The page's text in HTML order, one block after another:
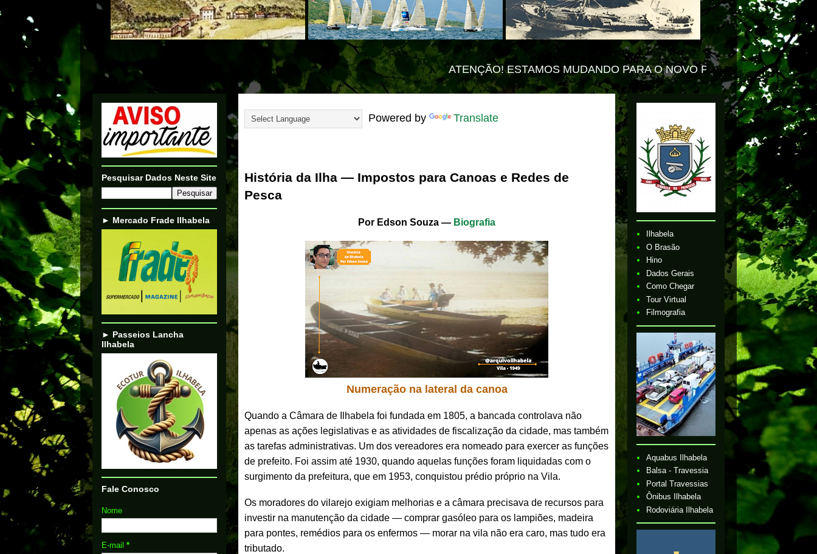
ATENÇÃO! ESTAMOS MUDANDO PARA O NOVO PORTAL -ACESSE
Powered by Translate
História da Ilha — Impostos para Canoas e Redes de
Pesca
Por Edson Souza — Biografia
Numeração na lateral da canoa
Quando a Câmara de Ilhabela foi fundada em 1805, a bancada controlava não
apenas as ações legislativas e as atividades de fiscalização da cidade, mas também
as tarefas administrativas. Um dos vereadores era nomeado para exercer as funções
de prefeito. Foi assim até 1930, quando aquelas funções foram liquidadas com o
surgimento da prefeitura, que em 1953, conquistou prédio próprio na Vila.
Os moradores do vilarejo exigiam melhorias e a câmara precisava de recursos para
investir na manutenção da cidade — comprar gasóleo para os lampiões, madeira
para pontes, remédios para os enfermos — morar na vila não era caro, mas tudo era
tributado.
Pesquisar Dados Neste Site
► Mercado Frade Ilhabela
► Passeios Lancha
Ilhabela
Fale Conosco
Nome
E-mail *
Ilhabela
O Brasão
Hino
Dados Gerais
Como Chegar
Tour Virtual
Filmografia
Aquabus Ilhabela
Balsa - Travessia
Portal Travessias
Ônibus Ilhabela
Rodoviária Ilhabela